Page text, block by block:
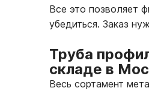
Все это позволяет
убедиться. Заказ
Труба
складе в
Весь сортамент